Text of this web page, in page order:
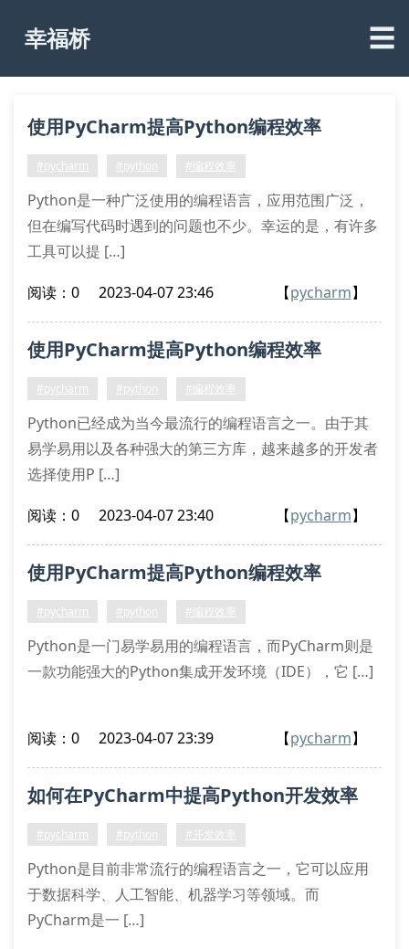
幸福桥 ☰
使用PyCharm提高Python编程效率
#pycharm #python #编程效率
Python是一种广泛使用的编程语言，应用范围广泛，
但在编写代码时遇到的问题也不少。幸运的是，有许多
工具可以提 […]
阅读：0 2023-04-07 23:46 【pycharm】
使用PyCharm提高Python编程效率
#pycharm #python #编程效率
Python已经成为当今最流行的编程语言之一。由于其
易学易用以及各种强大的第三方库，越来越多的开发者
选择使用P […]
阅读：0 2023-04-07 23:40 【pycharm】
使用PyCharm提高Python编程效率
#pycharm #python #编程效率
Python是一门易学易用的编程语言，而PyCharm则是
一款功能强大的Python集成开发环境（IDE），它 […]
阅读：0 2023-04-07 23:39 【pycharm】
如何在PyCharm中提高Python开发效率
#pycharm #python #开发效率
Python是目前非常流行的编程语言之一，它可以应用
于数据科学、人工智能、机器学习等领域。而
PyCharm是一 […]